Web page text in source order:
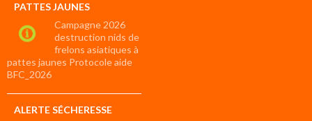
PATTES JAUNES
Campagne 2026
destruction nids de
frelons asiatiques à
pattes jaunes Protocole aide
BFC_2026
ALERTE SÉCHERESSE